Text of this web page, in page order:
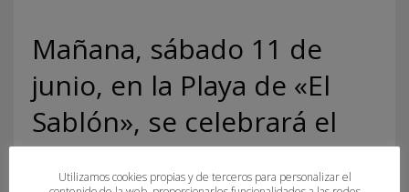
Mañana, sábado 11 de
junio, en la Playa de «El
Sablón», se celebrará el
Torneo de Llanes
Utilizamos cookies propias y de terceros para personalizar el